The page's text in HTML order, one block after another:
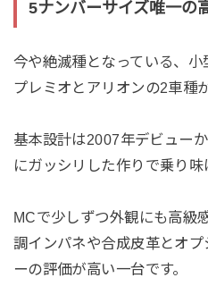
5ナンバーサイズ唯一の
今や絶滅種となっている、
プレミオとアリオンの2車種
基本設計は2007年デビュー
にガッシリした作りで乗り味
MCで少しずつ外観にも高級
調インパネや合成皮革とオ
ーの評価が高い一台です。